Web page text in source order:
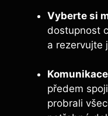
Vyberte si
dostupnost
a rezervujte
předem
probrali